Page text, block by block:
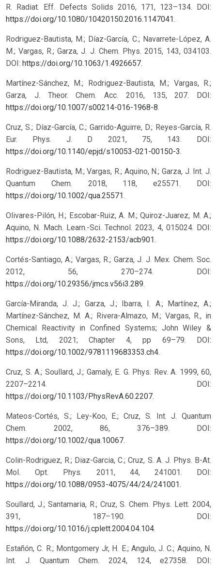
R. Radiat. Eff. Defects Solids 2016, 171, 123–134. DOI:
https://doi.org/10.1080/10420150.2016.1147041.
Rodriguez-Bautista, M.; Díaz-García, C.; Navarrete-López, A.
M.; Vargas, R.; Garza, J. J. Chem. Phys. 2015, 143, 034103.
DOI: https://doi.org/10.1063/1.4926657.
Martínez-Sánchez, M.; Rodriguez-Bautista, M.; Vargas, R.;
Garza, J. Theor. Chem. Acc. 2016, 135, 207. DOI:
https://doi.org/10.1007/s00214-016-1968-8.
Cruz, S.; Díaz-García, C.; Garrido-Aguirre, D.; Reyes-García, R.
Eur. Phys. J. D 2021, 75, 143. DOI:
https://doi.org/10.1140/epjd/s10053-021-00150-3.
Rodriguez-Bautista, M.; Vargas, R.; Aquino, N.; Garza, J. Int. J.
Quantum Chem. 2018, 118, e25571. DOI:
https://doi.org/10.1002/qua.25571.
Olivares-Pilón, H.; Escobar-Ruiz, A. M.; Quiroz-Juarez, M. A.;
Aquino, N. Mach. Learn.-Sci. Technol. 2023, 4, 015024. DOI:
https://doi.org/10.1088/2632-2153/acb901.
Cortés-Santiago, A.; Vargas, R.; Garza, J. J. Mex. Chem. Soc.
2012, 56, 270–274. DOI:
https://doi.org/10.29356/jmcs.v56i3.289.
García-Miranda, J. J.; Garza, J.; Ibarra, I. A.; Martínez, A.;
Martínez-Sánchez, M. A.; Rivera-Almazo, M.; Vargas, R., in
Chemical Reactivity in Confined Systems; John Wiley &
Sons, Ltd, 2021; Chapter 4, pp 69–79. DOI:
https://doi.org/10.1002/9781119683353.ch4.
Cruz, S. A.; Soullard, J.; Gamaly, E. G. Phys. Rev. A. 1999, 60,
2207–2214. DOI:
https://doi.org/10.1103/PhysRevA.60.2207.
Mateos-Cortés, S.; Ley-Koo, E.; Cruz, S. Int. J. Quantum
Chem. 2002, 86, 376–389. DOI:
https://doi.org/10.1002/qua.10067.
Colin-Rodriguez, R.; Diaz-Garcia, C.; Cruz, S. A. J. Phys. B-At.
Mol. Opt. Phys. 2011, 44, 241001. DOI:
https://doi.org/10.1088/0953-4075/44/24/241001.
Soullard, J.; Santamaria, R.; Cruz, S. Chem. Phys. Lett. 2004,
391, 187–190. DOI:
https://doi.org/10.1016/j.cplett.2004.04.104.
Estañón, C. R.; Montgomery Jr, H. E.; Angulo, J. C.; Aquino, N.
Int. J. Quantum Chem. 2024, 124, e27358. DOI: